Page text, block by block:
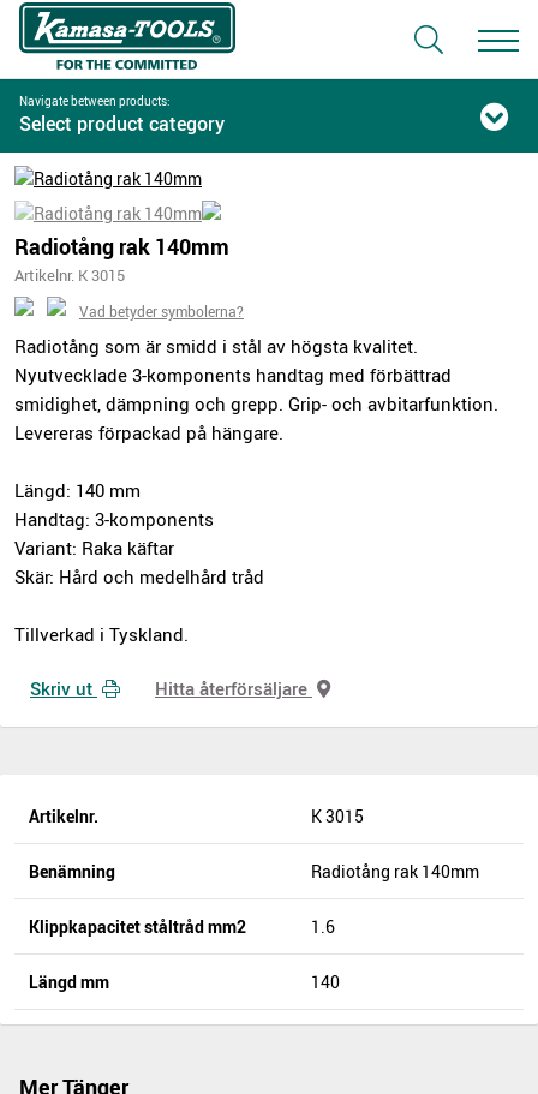
Navigate between products:
Select product category
Radiotång rak 140mm
Artikelnr. K 3015
Vad betyder symbolerna?
Radiotång som är smidd i stål av högsta kvalitet.
Nyutvecklade 3-komponents handtag med förbättrad
smidighet, dämpning och grepp. Grip- och avbitarfunktion.
Levereras förpackad på hängare.
Längd: 140 mm
Handtag: 3-komponents
Variant: Raka käftar
Skär: Hård och medelhård tråd
Tillverkad i Tyskland.
Skriv ut Hitta återförsäljare
Artikelnr. K 3015
Benämning Radiotång rak 140mm
Klippkapacitet ståltråd mm2 1.6
Längd mm 140
Mer Tänger